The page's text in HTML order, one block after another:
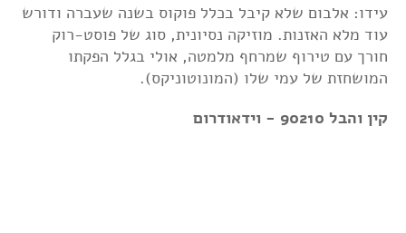
עידו: אלבום שלא קיבל בכלל פוקוס בשנה שעברה ודורש
עוד מלא האזנות. מוזיקה נסיונית, סוג של פוסט-רוק
חורך עם טירוף שמרחף מלמטה, אולי בגלל הפקתו
המושחזת של עמי שלו (המונוטוניקס).
קין והבל 90210 - וידאודרום